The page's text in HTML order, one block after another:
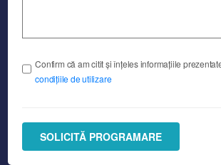
Confirm că am citit și înțeles informațiile
condițiile de utilizare
SOLICITĂ PROGRAMARE